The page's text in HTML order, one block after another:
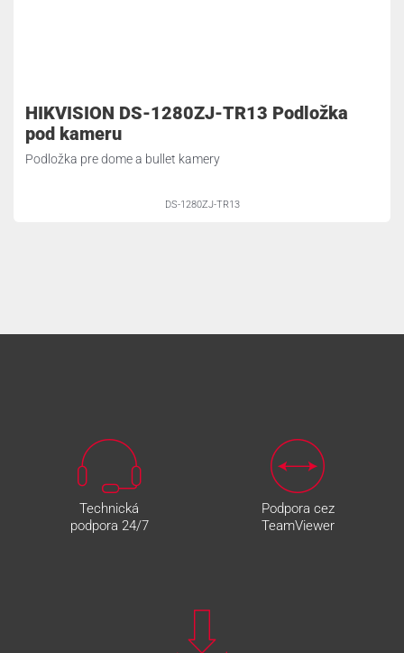
HIKVISION DS-1280ZJ-TR13 Podložka
pod kameru
Podložka pre dome a bullet kamery
DS-1280ZJ-TR13
Technická
podpora 24/7
Podpora cez
TeamViewer